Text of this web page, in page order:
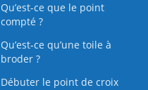
Qu’est-ce que le point
compté ?
Qu’est‑ce qu’une toile à
broder ?
Débuter le point de croix